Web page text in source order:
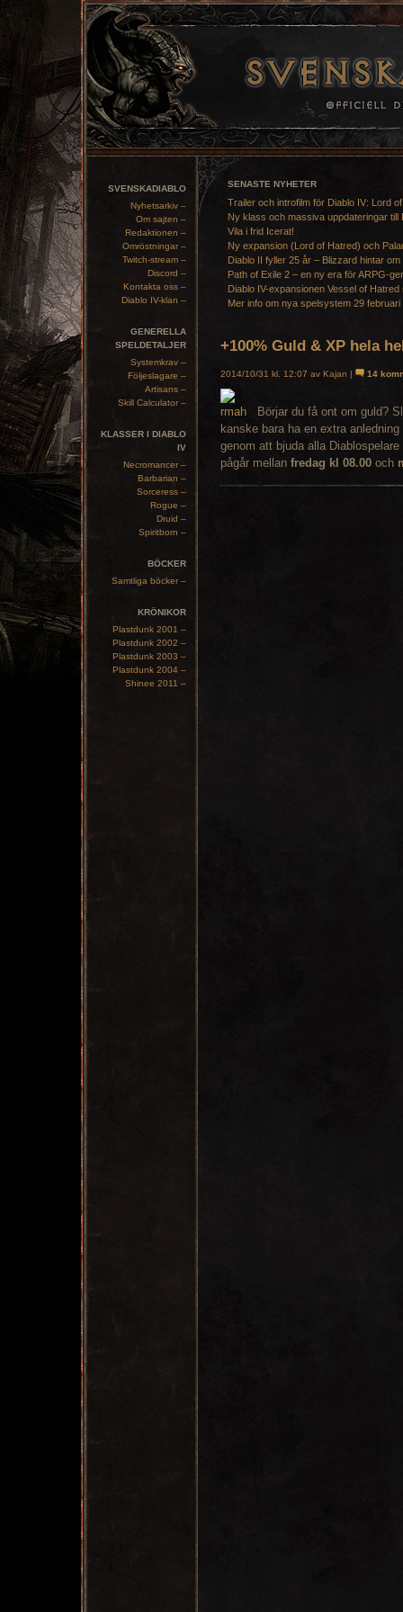
SVENSKADIABLO
Nyhetsarkiv –
Om sajten –
Redaktionen –
Omröstningar –
Twitch-stream –
Discord –
Kontakta oss –
Diablo IV-klan –
GENERELLA
SPELDETALJER
Systemkrav –
Följeslagare –
Artisans –
Skill Calculator –
KLASSER I DIABLO
IV
Necromancer –
Barbarian –
Sorceress –
Rogue –
Druid –
Spiritborn –
BÖCKER
Samtliga böcker –
KRÖNIKOR
Plastdunk 2001 –
Plastdunk 2002 –
Plastdunk 2003 –
Plastdunk 2004 –
Shinee 2011 –
SENASTE NYHETER
Trailer och introfilm för Diablo IV: Lord
Ny klass och massiva uppdateringar till
Vila i frid Icerat!
Ny expansion (Lord of Hatred) och
Diablo II fyller 25 år – Blizzard hintar om
Path of Exile 2 – en ny era för ARPG-
Diablo IV-expansionen Vessel of
Mer info om nya spelsystem 29 februari
+100% Guld & XP hela
2014/10/31 kl. 12:07 av Kajan | 14
Börjar du få ont om guld?
kanske bara ha en extra
genom att bjuda alla
pågår mellan fredag kl 08.00 och